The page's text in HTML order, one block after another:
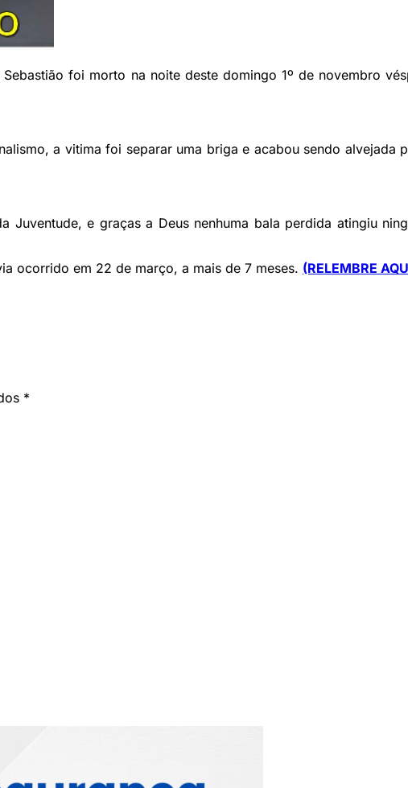
foi morto na noite deste domingo 1º de novembro
a vitima foi separar uma briga e acabou sendo alvejada
e graças a Deus nenhuma bala perdida atingiu
ocorrido em 22 de março, a mais de 7 meses. (RELEMBRE
*